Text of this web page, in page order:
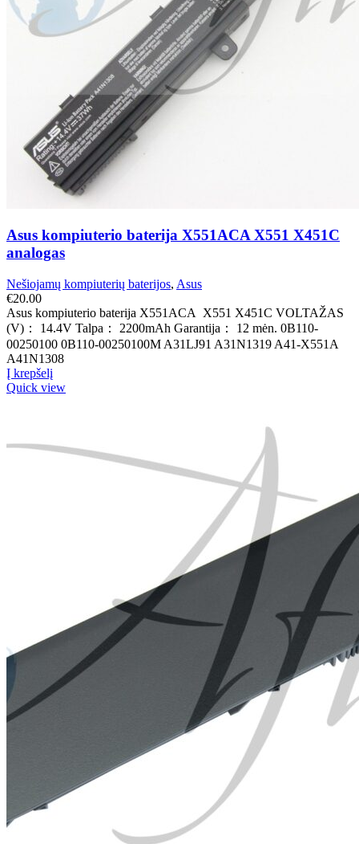
Asus kompiuterio baterija X551ACA X551 X451C
analogas
Nešiojamų kompiuterių baterijos, Asus
€20.00
Asus kompiuterio baterija X551ACA X551 X451C VOLTAŽAS
(V)： 14.4V Talpa： 2200mAh Garantija： 12 mėn. 0B110-
00250100 0B110-00250100M A31LJ91 A31N1319 A41-X551A
A41N1308
Į krepšelį
Quick view